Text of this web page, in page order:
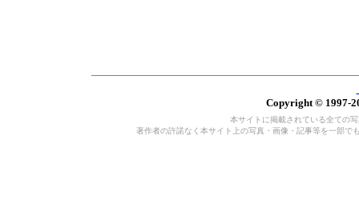
Copyright © 1997-
本サイトに掲載されている全ての
著作者の許諾なく本サイト上の写真・画像・記事等を一部で